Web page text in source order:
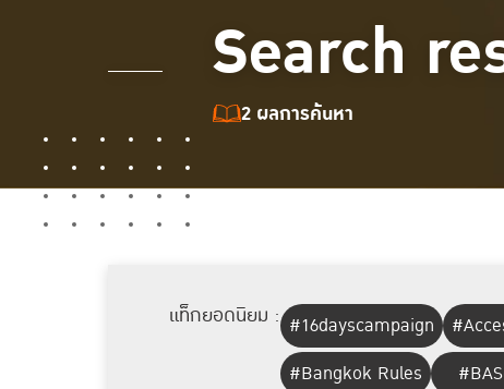
Search
2 ผลการค้นหา
แท็กยอดนิยม : #16dayscampaign
#Bangkok Rules